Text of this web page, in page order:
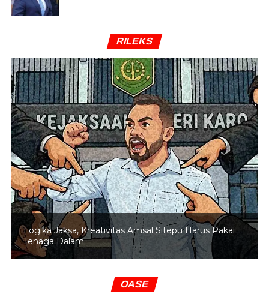
RILEKS
Logika Jaksa, Kreativitas Amsal Sitepu Harus Pakai
Tenaga Dalam
OASE